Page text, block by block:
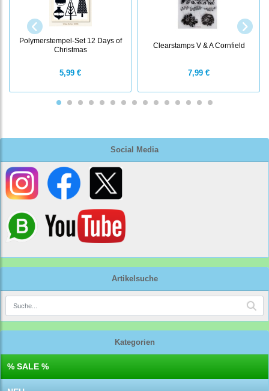
Social Media
Artikelsuche
Kategorien
% SALE %
Polymerstempel-Set 12 Days of
Christmas
5,99 €
Clearstamps V & A Cornfield
7,99 €